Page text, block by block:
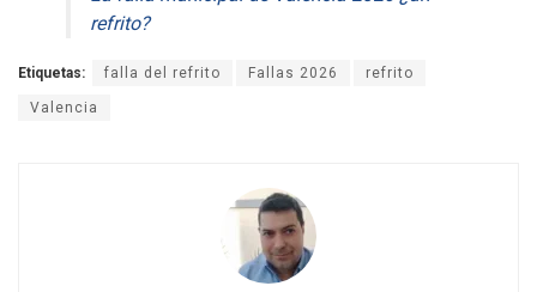
refrito?
Etiquetas: falla del refrito Fallas 2026 refrito
Valencia